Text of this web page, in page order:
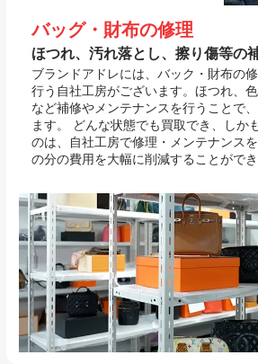
バッグ・財布の修理
ほつれ、汚れ落とし、擦り傷等の
ブランドアドレには、バック・財布の
行う自社工房がございます。ほつれ、
など補修やメンテナンスを行うことで
ます。 どんな状態でも買取でき、しか
のは、自社工房で修理・メンテナンス
の分の費用を大幅に削減することができ